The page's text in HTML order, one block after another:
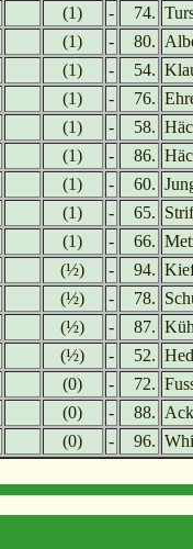
(1) - 74.
(1) - 80.
(1) - 54.
(1) - 76.
(1) - 58.
(1) - 86.
(1) - 60.
(1) - 65.
(1) - 66.
(½) - 94.
(½) - 78.
(½) - 87.
(½) - 52.
(0) - 72.
(0) - 88.
(0) - 96.